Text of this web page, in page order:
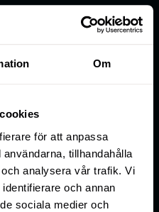
Om
för att anpassa
tillhandahålla
analysera vår trafik. Vi
och annan
sociala medier och